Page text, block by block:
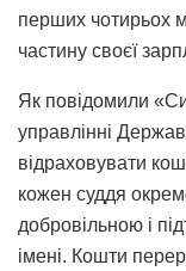
перших чотирьох
частину своєї
Як повідомили
управлінні
відраховувати
кожен суддя
добровільною і
імені. Кошти